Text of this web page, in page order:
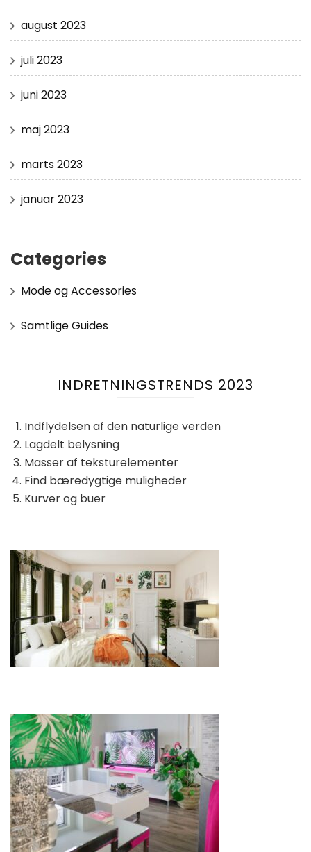
august 2023
juli 2023
juni 2023
maj 2023
marts 2023
januar 2023
Categories
Mode og Accessories
Samtlige Guides
INDRETNINGSTRENDS 2023
Indflydelsen af ​​den naturlige verden
Lagdelt belysning
Masser af teksturelementer
Find bæredygtige muligheder
Kurver og buer